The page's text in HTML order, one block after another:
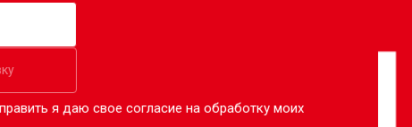
я даю свое согласие на обработку моих